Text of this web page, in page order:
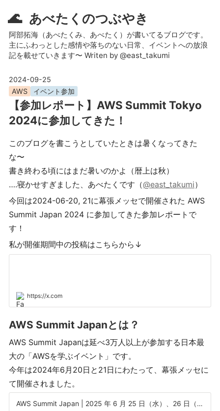
🌊 あべたくのつぶやき
阿部拓海（あべたくみ、あべたく）が書いてるブログです。
主にふわっとした感情や落ちのない日常、イベントへの放浪
記を載せていきます〜 Writen by @east_takumi
2024-09-25
AWS
イベント参加
【参加レポート】AWS Summit Tokyo
2024に参加してきた！
このブログを書こうとしていたときは暑くなってきた
な〜
書き終わる頃にはまだ暑いのかよ（暦上は秋）
….寝かせすぎました、あべたくです（@east_takumi）
今回は2024-06-20, 21に幕張メッセで開催された AWS
Summit Japan 2024 に参加してきた参加レポートで
す！
私が開催期間中の投稿はこちらから↓
https://x.com
AWS Summit Japanとは？
AWS Summit Japanは延べ3万人以上が参加する日本最
大の「AWSを学ぶイベント」です。
今年は2024年6月20日と21日にわたって、幕張メッセに
て開催されました。
AWS Summit Japan | 2025 年 6 月 25 日（水）、26 日（木）